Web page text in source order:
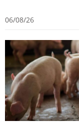
06/08/26